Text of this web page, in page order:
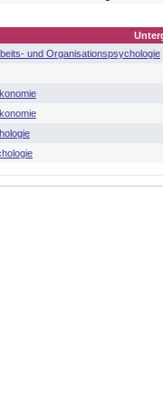
und Organisationspsychologie